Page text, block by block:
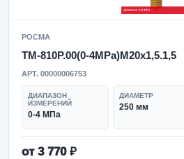
РОСМА
ТМ-810Р.00(0-4MPa)M20x1,5.1,5
АРТ. 00000006753
ДИАПАЗОН
ИЗМЕРЕНИЙ
0-4 МПа
ДИАМЕТР
250 мм
от 3 770 ₽